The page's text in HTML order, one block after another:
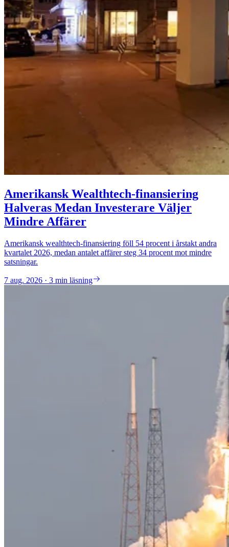
Amerikansk Wealthtech-finansiering
Halveras Medan Investerare Väljer
Mindre Affärer
Amerikansk wealthtech-finansiering föll 54 procent i årstakt andra
kvartalet 2026, medan antalet affärer steg 34 procent mot mindre
satsningar.
7 aug. 2026 · 3 min läsning